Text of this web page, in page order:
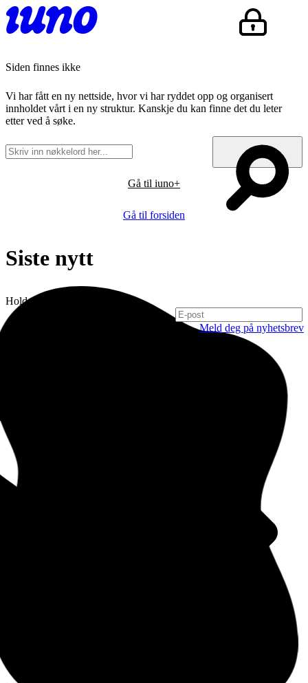
Siden finnes ikke
Vi har fått en ny nettside, hvor vi har ryddet opp og organisert
innholdet vårt i en ny struktur. Kanskje du kan finne det du leter
etter ved å søke.
Gå til iuno+
Gå til forsiden
Siste nytt
Hold deg oppdatert
Meld deg på nyhetsbrev